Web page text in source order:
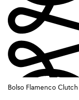
Bolso Flamenco